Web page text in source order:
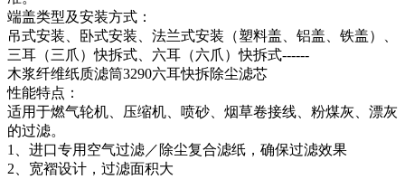
端盖类型及安装方式：
吊式安装、卧式安装、法兰式安装（塑料盖、铝盖、铁盖）、
三耳（三爪）快拆式、六耳（六爪）快拆式------
木浆纤维纸质滤筒3290六耳快拆除尘滤芯
性能特点：
适用于燃气轮机、压缩机、喷砂、烟草卷接线、粉煤灰、漂灰
的过滤。
1、进口专用空气过滤／除尘复合滤纸，确保过滤效果
2、宽褶设计，过滤面积大